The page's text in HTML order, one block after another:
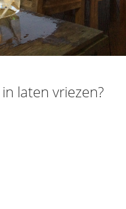
laten vriezen?